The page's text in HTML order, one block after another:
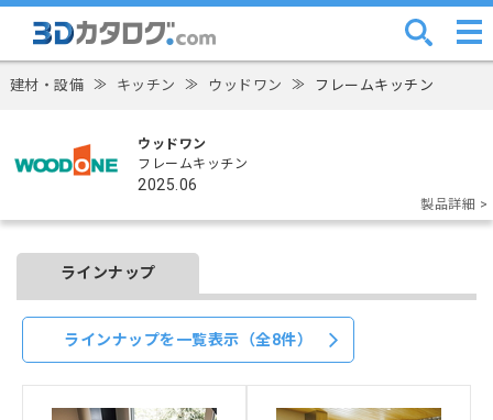
建材・設備 ≫ キッチン ≫ ウッドワン ≫ フレームキッチン
ウッドワン
フレームキッチン
2025.06
製品詳細 >
ラインナップ
ラインナップを一覧表示（全8件）